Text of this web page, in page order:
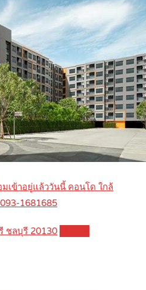
เข้าอยู่แล้ววันนี้ คอนโด ใกล้
1681685
ชลบุรี 20130